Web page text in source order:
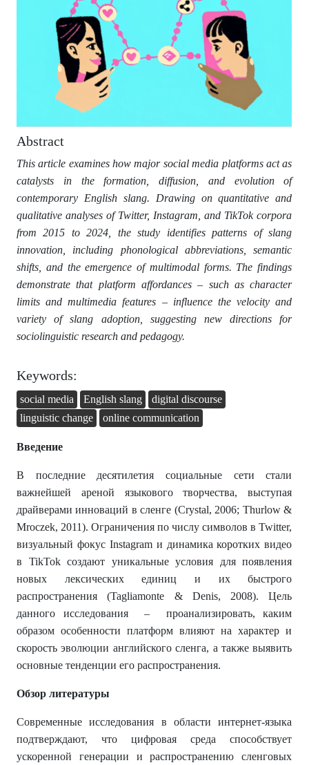
Abstract
This article examines how major social media platforms act as
catalysts in the formation, diffusion, and evolution of
contemporary English slang. Drawing on quantitative and
qualitative analyses of Twitter, Instagram, and TikTok corpora
from 2015 to 2024, the study identifies patterns of slang
innovation, including phonological abbreviations, semantic
shifts, and the emergence of multimodal forms. The findings
demonstrate that platform affordances – such as character
limits and multimedia features – influence the velocity and
variety of slang adoption, suggesting new directions for
sociolinguistic research and pedagogy.
Keywords:
social media English slang
digital discourse
linguistic change
online communication
Введение
В последние десятилетия социальные сети стали
важнейшей ареной языкового творчества, выступая
драйверами инноваций в сленге (Crystal, 2006; Thurlow &
Mroczek, 2011). Ограничения по числу символов в Twitter,
визуальный фокус Instagram и динамика коротких видео
в TikTok создают уникальные условия для появления
новых лексических единиц и их быстрого
распространения (Tagliamonte & Denis, 2008). Цель
данного исследования – проанализировать, каким
образом особенности платформ влияют на характер и
скорость эволюции английского сленга, а также выявить
основные тенденции его распространения.
Обзор литературы
Современные исследования в области интернет-языка
подтверждают, что цифровая среда способствует
ускоренной генерации и распространению сленговых